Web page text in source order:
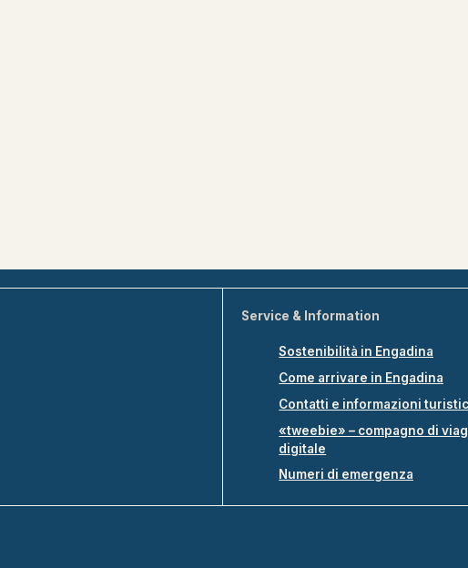
Service & Information
Sostenibilità in Engadina
Come arrivare in Engadina
Contatti e informazioni
«tweebie» – compagno di
digitale
Numeri di emergenza